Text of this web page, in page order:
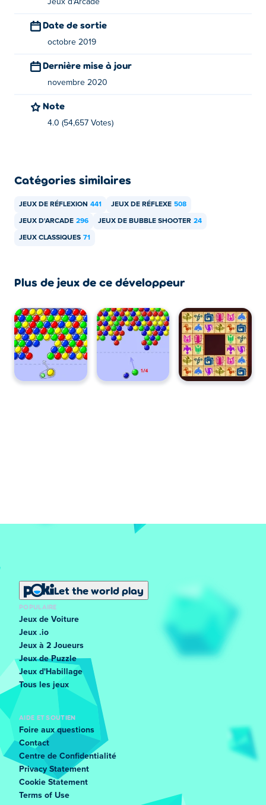
Jeux d'Arcade
Date de sortie
octobre 2019
Dernière mise à jour
novembre 2020
Note
4.0 (54,657 Votes)
Catégories similaires
JEUX DE RÉFLEXION 441 JEUX DE RÉFLEXE 508
JEUX D'ARCADE 296 JEUX DE BUBBLE SHOOTER 24
JEUX CLASSIQUES 71
Plus de jeux de ce développeur
Let the world play
POPULAIRE
Jeux de Voiture
Jeux .io
Jeux à 2 Joueurs
Jeux de Puzzle
Jeux d'Habillage
Tous les jeux
AIDE ET SOUTIEN
Foire aux questions
Contact
Centre de Confidentialité
Privacy Statement
Cookie Statement
Terms of Use